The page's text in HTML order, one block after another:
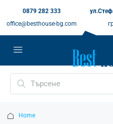
0879 282 333
office@besthouse-bg.com
Home